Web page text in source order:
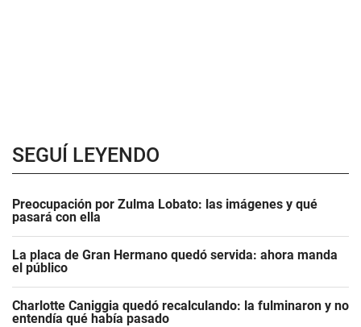
SEGUÍ LEYENDO
Preocupación por Zulma Lobato: las imágenes y qué
pasará con ella
La placa de Gran Hermano quedó servida: ahora manda
el público
Charlotte Caniggia quedó recalculando: la fulminaron y no
entendía qué había pasado